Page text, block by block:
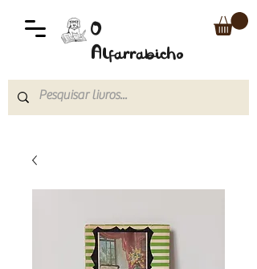
O
Alfarrabicho